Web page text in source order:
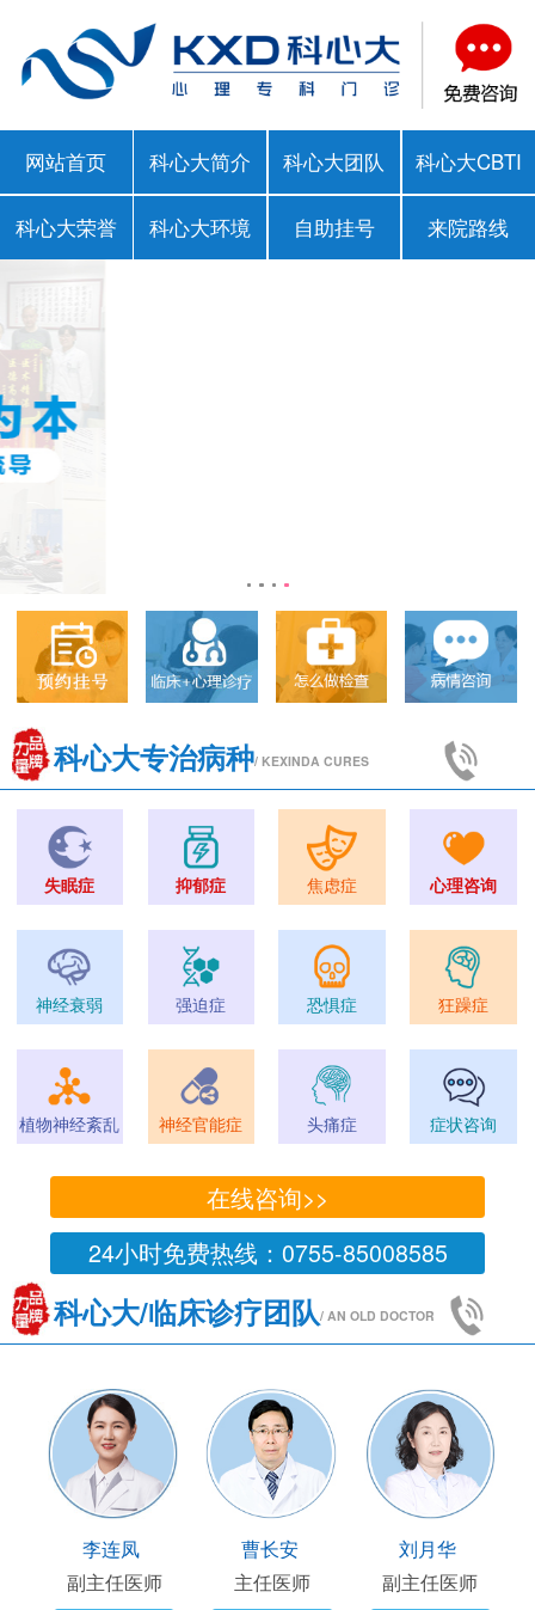
网站首页 科心大简介 科心大团队 科心大CBTI
科心大荣誉 科心大环境 自助挂号 来院路线
科心大专治病种/ KEXINDA CURES
失眠症 抑郁症 焦虑症 心理咨询
神经衰弱 强迫症 恐惧症 狂躁症
植物神经紊乱 神经官能症 头痛症 症状咨询
在线咨询>>
24小时免费热线：0755-85008585
科心大/临床诊疗团队/ AN OLD DOCTOR
李连凤
副主任医师
曹长安
主任医师
刘月华
副主任医师